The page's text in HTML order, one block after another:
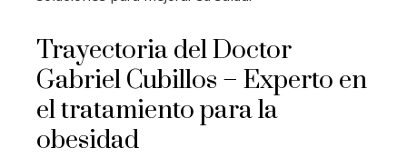
Trayectoria del Doctor
Gabriel Cubillos – Experto en
el tratamiento para la
obesidad